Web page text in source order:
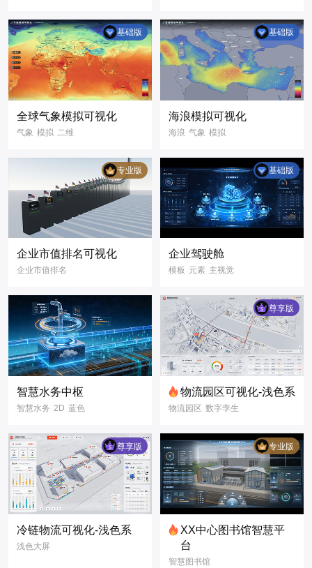
天气监测
3D可视化
三维渲染 3D地图
三维地图
基础版
全球气象模拟可视化
气象 模拟 二维
基础版
海浪模拟可视化
海浪 气象 模拟
数据可视化
专业版
企业市值排名可视化
企业市值排名
市值 数字孪生
3D
三维模型 3D模型
3D可视化
基础版
企业驾驶舱
模板 元素 主视觉
数据可视化
智慧水务中枢
智慧水务 2D 蓝色
尊享版
物流园区可视化-浅色系
物流园区 数字孪生
浅色大屏
3D可视化
数据可视化
智慧园区
尊享版
冷链物流可视化-浅色系
浅色大屏
专业版
XX中心图书馆智慧平
台
智慧图书馆